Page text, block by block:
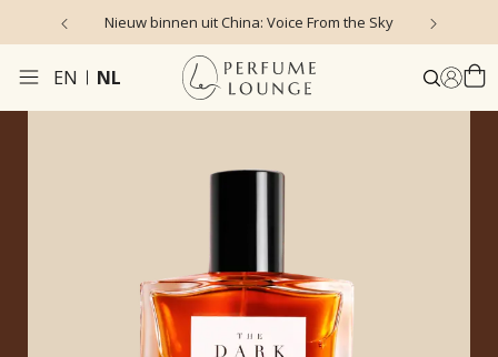
Nieuw binnen uit China: Voice From the Sky
EN NL